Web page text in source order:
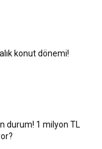
konut dönemi!
durum! 1 milyon TL